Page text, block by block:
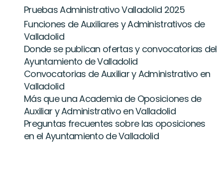
Pruebas Administrativo Valladolid 2025
Funciones de Auxiliares y Administrativos de
Valladolid
Donde se publican ofertas y convocatorias del
Ayuntamiento de Valladolid
Convocatorias de Auxiliar y Administrativo en
Valladolid
Más que una Academia de Oposiciones de
Auxiliar y Administrativo en Valladolid
Preguntas frecuentes sobre las oposiciones
en el Ayuntamiento de Valladolid